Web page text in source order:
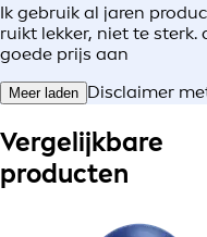
Ik gebruik al jaren
ruikt lekker, niet te sterk.
goede prijs aan
Meer laden Disclaimer
Vergelijkbare
producten